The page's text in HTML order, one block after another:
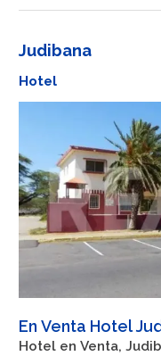
Judibana
Hotel
En Venta Hotel
Hotel en Venta,